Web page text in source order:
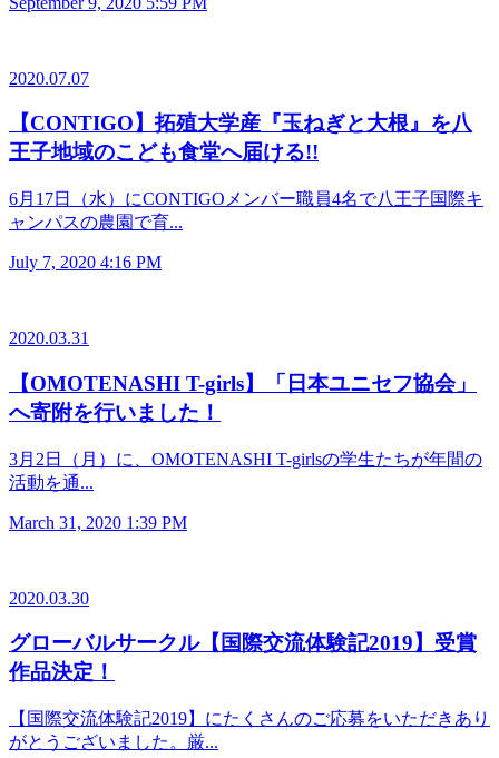
2020.07.07
【CONTIGO】拓殖大学産『玉ねぎと大根』を八
王子地域のこども食堂へ届ける!!
6月17日（水）にCONTIGOメンバー職員4名で八王子国際キ
ャンパスの農園で育...
July 7, 2020 4:16 PM
2020.03.31
【OMOTENASHI T-girls】「日本ユニセフ協会」
へ寄附を行いました！
3月2日（月）に、OMOTENASHI T-girlsの学生たちが年間の
活動を通...
March 31, 2020 1:39 PM
2020.03.30
グローバルサークル【国際交流体験記2019】受賞
作品決定！
【国際交流体験記2019】にたくさんのご応募をいただきあり
がとうございました。厳...